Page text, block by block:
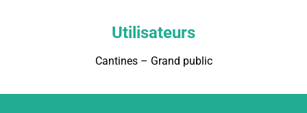
Utilisateurs
Cantines – Grand public